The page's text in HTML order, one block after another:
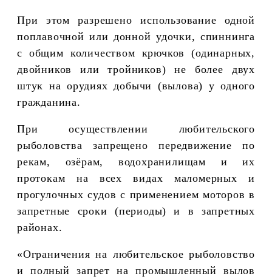
При этом разрешено использование одной
поплавочной или донной удочки, спиннинга
с общим количеством крючков (одинарных,
двойников или тройников) не более двух
штук на орудиях добычи (вылова) у одного
гражданина.
При осуществлении любительского
рыболовства запрещено передвижение по
рекам, озёрам, водохранилищам и их
протокам на всех видах маломерных и
прогулочных судов с применением моторов в
запретные сроки (периоды) и в запретных
районах.
«Ограничения на любительское рыболовство
и полный запрет на промышленный вылов